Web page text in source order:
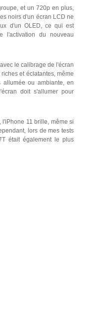
et un 720p en plus,
noirs d'un écran LCD ne
d'un OLED, ce qui est
l'activation du nouveau
le calibrage de l'écran
et éclatantes, même
ou ambiante, en
doit s'allumer pour
11 brille, même si
lors de mes tests
était également le plus